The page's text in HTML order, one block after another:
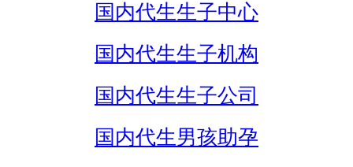
国内代生生子中心
国内代生生子机构
国内代生生子公司
国内代生男孩助孕